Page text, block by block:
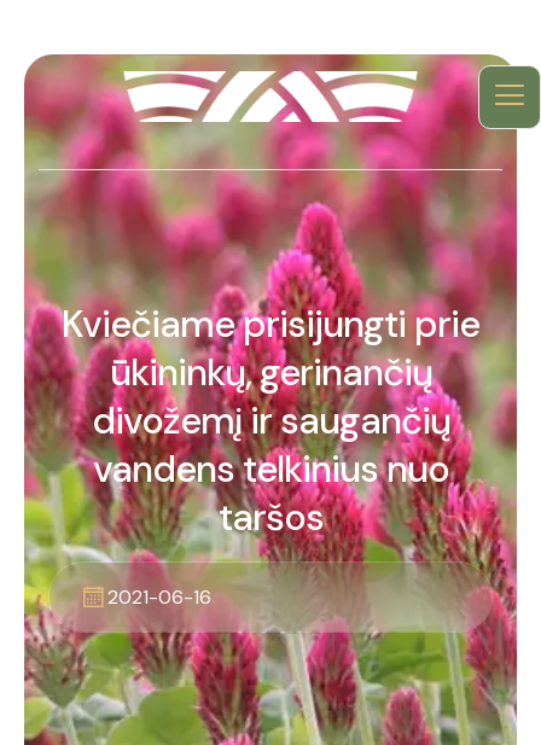
Kviečiame prisijungti prie
ūkininkų, gerinančių
divožemį ir saugančių
vandens telkinius nuo
taršos
2021-06-16